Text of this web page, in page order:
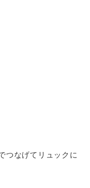
つなげてリュックに